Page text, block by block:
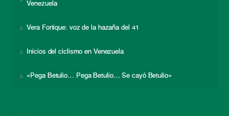
Venezuela
Vera Fortique: voz de la hazaña del 41
Inicios del ciclismo en Venezuela
«Pega Betulio… Pega Betulio… Se cayó Betulio»